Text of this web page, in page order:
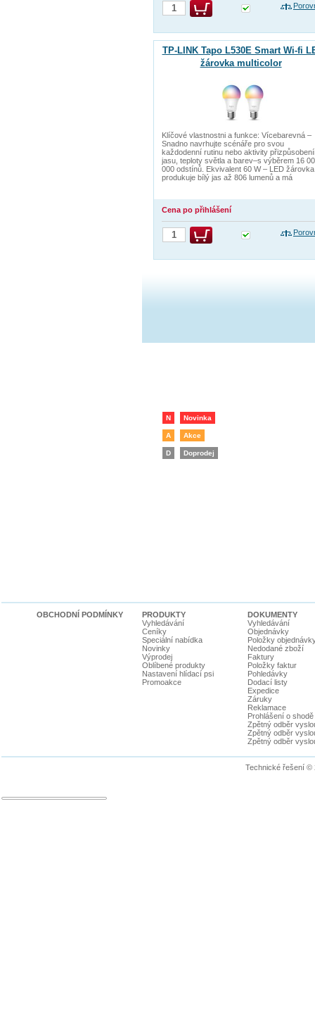
TP-LINK Tapo L530E Smart Wi-fi
žárovka multicolor
Klíčové vlastnostni a funkce: Vícebarevná –
Snadno navrhujte scénáře pro svou
každodenní rutinu nebo aktivity
jasu, teploty světla a barev–s výběrem 16
000 odstínů. Ekvivalent 60 W – LED žárovka
produkuje bílý jas až 806 lumenů a má
Cena po přihlášení
N Novinka
A Akce
D Doprodej
OBCHODNÍ PODMÍNKY
PRODUKTY
Vyhledávání
Ceníky
Speciální nabídka
Novinky
Výprodej
Oblíbené produkty
Nastavení hlídací psi
Promoakce
DOKUMENTY
Vyhledávání
Objednávky
Položky
Nedodané zboží
Faktury
Položky faktur
Pohledávky
Dodací listy
Expedice
Záruky
Reklamace
Prohlášení o shodě
Zpětný odběr
Zpětný odběr
Zpětný odběr
Technické řešení ©